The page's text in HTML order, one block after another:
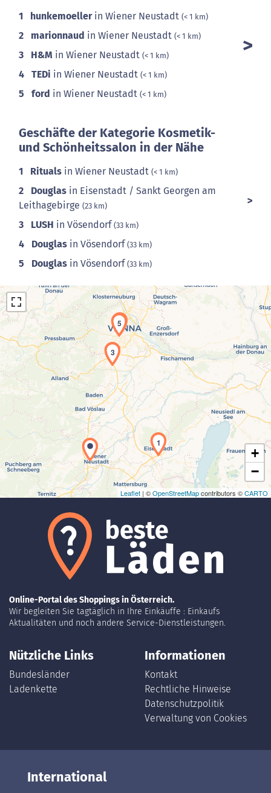
1 hunkemoellerin Wiener Neustadt (< 1 km)
2 marionnaud in Wiener Neustadt (< 1 km)
3 H&M in Wiener Neustadt (< 1 km)
4 TEDi in Wiener Neustadt (< 1 km)
5 ford in Wiener Neustadt (< 1 km)
Geschäfte der Kategorie Kosmetik-
und Schönheitssalon in der Nähe
1 Rituals in Wiener Neustadt (< 1 km)
2 Douglas in Eisenstadt / Sankt Georgen am
Leithagebirge (23 km)
3 LUSH in Vösendorf(33 km)
4 Douglas in Vösendorf(33 km)
5 Douglas in Vösendorf(33 km)
Laden der Karte...
1
2
3
4
5
+
−
Leaflet | ©OpenStreetMapcontributors ©CARTO
Online-Portal des Shoppings in Österreich.
Wir begleiten Sie tagtäglich in Ihre Einkäuffe : Einkaufs
Aktualitäten und noch andere Service-Dienstleistungen.
Nützliche Links
Bundesländer
Ladenkette
Informationen
Kontakt
Rechtliche Hinweise
Datenschutzpolitik
Verwaltung von Cookies
International